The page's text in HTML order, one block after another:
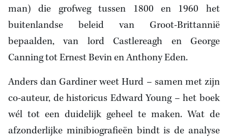
man) die grofweg tussen 1800 en 1960 het
buitenlandse beleid van Groot-Brittannië
bepaalden, van lord Castlereagh en George
Canning tot Ernest Bevin en Anthony Eden.
Anders dan Gardiner weet Hurd – samen met zijn
co-auteur, de historicus Edward Young – het boek
wél tot een duidelijk geheel te maken. Wat de
afzonderlijke minibiografieën bindt is de analyse